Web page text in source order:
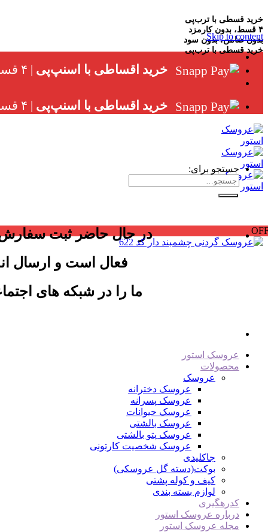
خرید قسطی با ترب‌پی
۴ قسط، بدون کارمزد
بدون ضامن، بدون سود
خرید قسطی با ترب‌پی
Skip to content
خرید اقساطی با اسنپ‌پی | ۴ قسط ماهانه، بدون سود، چک و ضامن
خرید اقساطی با اسنپ‌پی | ۴ قسط ماهانه، بدون سود، چک و ضامن
در حال حاضر ثبت
فعال است و ارسال
ما را در شبکه های
عروسک استور
محصولات
عروسک
عروسک دخترانه
عروسک پسرانه
عروسک حیوانات
عروسک بالشتی
عروسک پتو بالشتی
عروسک شخصیت کارتونی
جاکلیدی
بوکت(دسته گل عروسکی)
کیف و کوله پشتی
لوازم بسته بندی
کدرهگیری
درباره عروسک استور
مجله عروسک استور
جستجو برای: